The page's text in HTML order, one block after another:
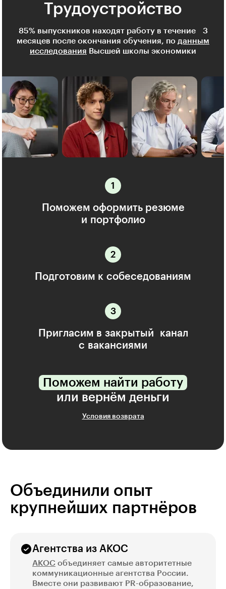
Трудоустройство
85% выпускников находят работу в течение 3
месяцев после окончания обучения, по данным
исследования Высшей школы экономики
Поможем оформить резюме
и портфолио
Подготовим к собеседованиям
Пригласим в закрытый канал
с вакансиями
Поможем найти работу
или вернём деньги
Условия возврата
Объединили опыт
крупнейших партнёров
Агентства из АКОС
АКОС объединяет самые авторитетные
коммуникационные агентства России.
Вместе они развивают PR-образование,